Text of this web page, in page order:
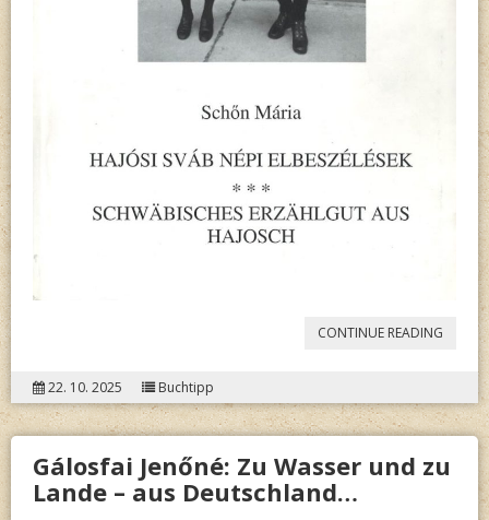
CONTINUE READING
MÁRIA:
AUS
22. 10. 2025 Buchtipp
Gálosfai Jenőné: Zu Wasser und zu
Lande – aus Deutschland…